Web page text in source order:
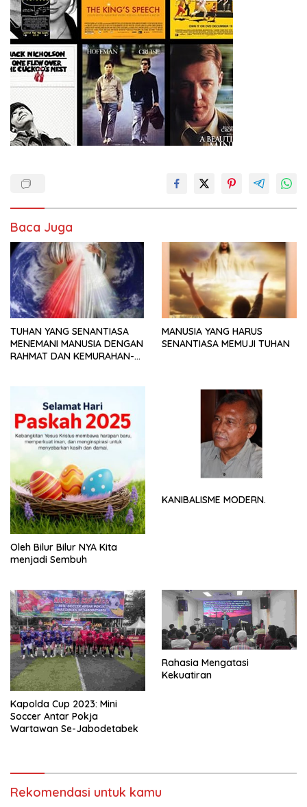
Baca Juga
TUHAN YANG SENANTIASA
MENEMANI MANUSIA DENGAN
RAHMAT DAN KEMURAHAN-
MANUSIA YANG HARUS
SENANTIASA MEMUJI TUHAN
Oleh Bilur Bilur NYA Kita
menjadi Sembuh
KANIBALISME MODERN.
Kapolda Cup 2023: Mini
Soccer Antar Pokja
Wartawan Se-Jabodetabek
Rahasia Mengatasi
Kekuatiran
Rekomendasi untuk kamu